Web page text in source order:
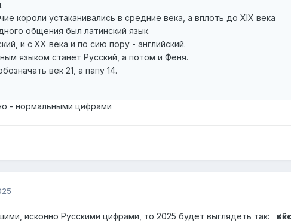
короли устаканивались в средние века, а вплоть до XIX века
общения был латинский язык.
и с XX века и по сию пору - английский.
языком станет Русский, а потом и Феня.
век 21, а папу 14.
- нормальными цифрами
исконно Русскими цифрами, то 2025 будет выглядеть так: